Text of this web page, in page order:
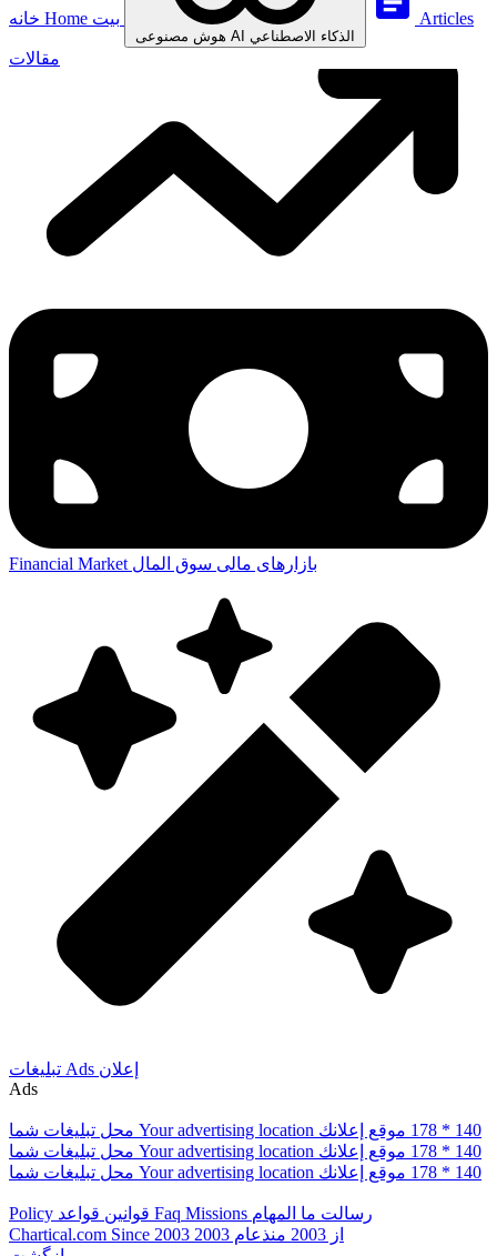
Home
AI الذكاء الاصطناعي
Articles
مقالات
Financial Market بازارهای مالی سوق المال
تبلیغات Ads إعلان
Ads
محل تبلیغات شما Your advertising location موقع إعلانك 178 * 140
محل تبلیغات شما Your advertising location موقع إعلانك 178 * 140
محل تبلیغات شما Your advertising location موقع إعلانك 178 * 140
Policy قوانین قواعد Faq Missions رسالت ما المهام
Chartical.com Since 2003 از 2003
منذعام 2003